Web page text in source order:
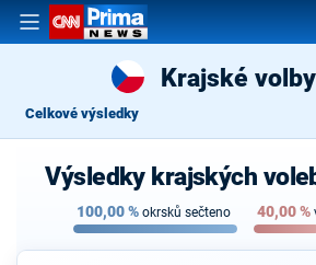
Krajské
Celkové výsledky
Výsledky krajských
100,00% okrsků sečteno 40,00%